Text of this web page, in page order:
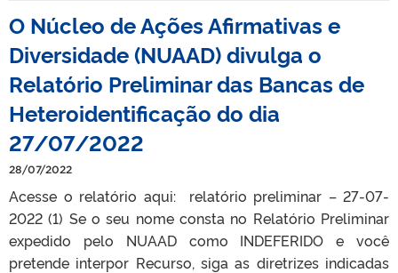
O Núcleo de Ações Afirmativas e
Diversidade (NUAAD) divulga o
Relatório Preliminar das Bancas de
Heteroidentificação do dia
27/07/2022
28/07/2022
Acesse o relatório aqui: relatório preliminar – 27-07-
2022 (1) Se o seu nome consta no Relatório Preliminar
expedido pelo NUAAD como INDEFERIDO e você
pretende interpor Recurso, siga as diretrizes indicadas